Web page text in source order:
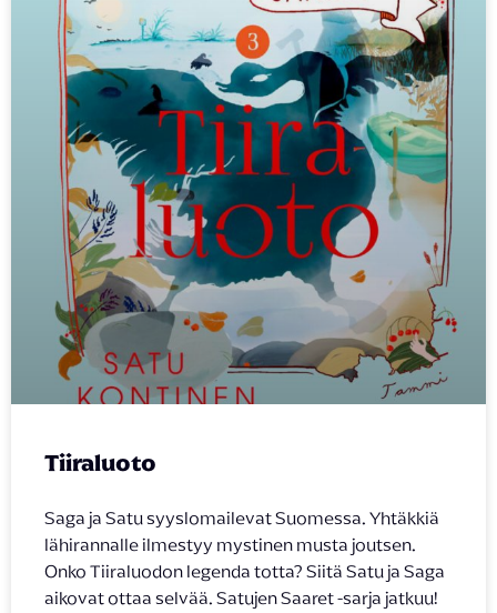
Tiiraluoto
Saga ja Satu syyslomailevat Suomessa. Yhtäkkiä
lähirannalle ilmestyy mystinen musta joutsen.
Onko Tiiraluodon legenda totta? Siitä Satu ja Saga
aikovat ottaa selvää. Satujen Saaret -sarja jatkuu!